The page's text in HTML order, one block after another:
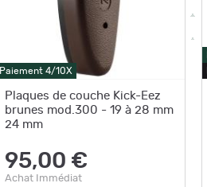
Paiement 4/10X
Plaques de couche Kick-Eez
brunes mod.300 - 19 à 28 mm
24 mm
95,00 €
Achat Immédiat